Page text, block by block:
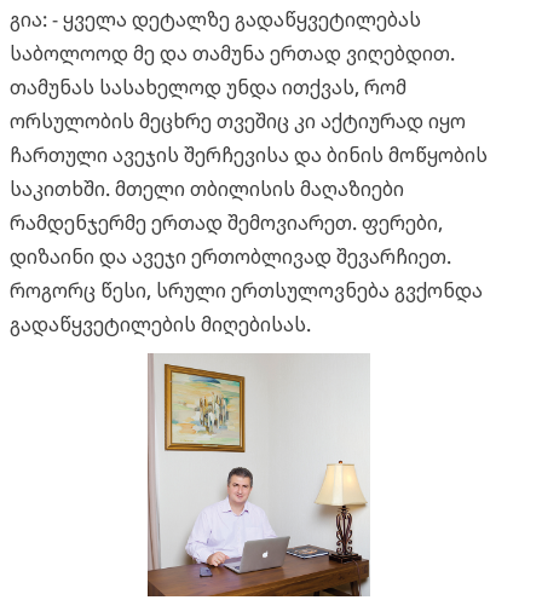
გია: - ყველა დეტალზე გადაწყვეტილებას
საბოლოოდ მე და თამუნა ერთად ვიღებდით.
თამუნას სასახელოდ უნდა ითქვას, რომ
ორსულობის მეცხრე თვეშიც კი აქტიურად იყო
ჩართული ავეჯის შერჩევისა და ბინის მოწყობის
საკითხში. მთელი თბილისის მაღაზიები
რამდენჯერმე ერთად შემოვიარეთ. ფერები,
დიზაინი და ავეჯი ერთობლივად შევარჩიეთ.
როგორც წესი, სრული ერთსულოვნება გვქონდა
გადაწყვეტილების მიღებისას.